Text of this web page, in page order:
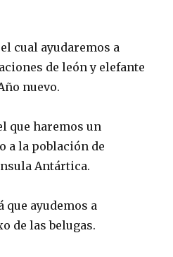
cual ayudaremos a
de león y elefante
nuevo.
que haremos un
a la población de
Antártica.
ayudemos a
de las belugas.